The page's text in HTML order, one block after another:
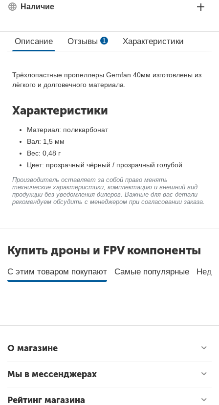
Наличие
Описание Отзывы 1 Характеристики
Трёхлопастные пропеллеры Gemfan 40мм изготовлены из
лёгкого и долговечного материала.
Характеристики
Материал: поликарбонат
Вал: 1,5 мм
Вес: 0,48 г
Цвет: прозрачный чёрный / прозрачный голубой
Производитель оставляет за собой право менять
технические характеристики, комплектацию и внешний вид
продукции без уведомления дилеров. Важные для вас детали
рекомендуем обсудить с менеджером при согласовании заказа.
Купить дроны и FPV компоненты
С этим товаром покупают Самые популярные
О магазине
Мы в мессенджерах
Рейтинг магазина